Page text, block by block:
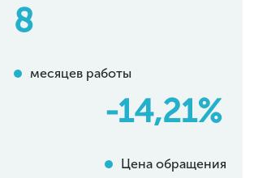
8
месяцев работы
-14,21%
Цена обращения